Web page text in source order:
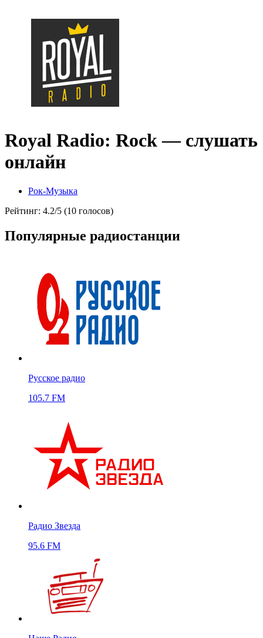
Royal Radio: Rock — слушать
онлайн
Рок-Музыка
Рейтинг: 4.2/5 (10 голосов)
Популярные радиостанции
Русское радио
105.7 FM
Радио Звезда
95.6 FM